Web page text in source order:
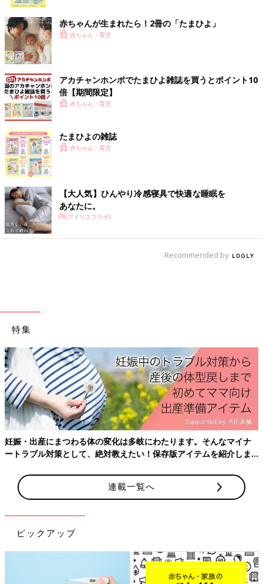
ールの確認をします。
タブレットなどの電子機器を使うためには必ず先にお昼寝をする
こと。そうすると、早く使いたい子どもたちは早めの段階で寝ま
す。運がよければそのままほとんどのフライト時間が睡眠時間
に！やったー！
まだ眠くない場合はほかに持ってきたもので遊んでもOK。ただ
し、必ず1種類ずつ限定にしています。狭い機内の中でどんどん
出しちゃうとなくしものも増えたり、まわりにも迷惑をかけてし
まうから。
そして最後はいちばん私が神経を使うルールです。
それが、絶対に前の席には触らないこと！
前の席を蹴（け）らないのは当たり前ですが、必要以上に座席ポ
子供が泣いてしまうのはコントロールできないけど、そのほかで
周りに迷惑をかけないようにと常に気を張っています。
飛行機さえ乗りきってしまえば、あとは楽しい夏休みの旅のはじ
まり！今年も思いっきり遊びまくります！
文・写真／山田ローラ 構成／たまひよONLINE編集部
していたら」子連れのお出かけで、緊張
の瞬間にあの人が…
子どもを連れての外出は何かと気を遣います
が、予想外のことが起こると公共の交通機関な
どでは特に困るものです。でも、そんな時に温
かな言葉をかけられると、うれしいものですよ
ね。そんな、うれしかったエピソードを「たま
ひよ」アプリユーザーに聞くとともに、子育て
アドバイザーの高祖常子さんに、気持ちよく親
子で交通機関を使うポイントや周囲への配慮な
どについて聞きました。
山田ローラ
PROFILE
タレント・コラムニスト。1988年9月23日生まれ。アメリカ・ア
イオワ州出身の日米ハーフ。アメリカで大学を卒業後、日本でモ
婚、2016年9月に男女の
双子を出産。2020年9月に二女、2022年
9月に第4子となる三女をハワイで出産し、1男3女の子育て中。
Instagram（＠laura_elina_ymd）
オフィシャルブログ
赤ちゃんが生まれたら！2冊の「たまひよ」
赤ちゃん・育児
アカチャンホンポでたまひよ雑誌を買うとポイント10
倍【期間限定】
赤ちゃん・育児
たまひよの雑誌
赤ちゃん・育児
【大人気】ひんやり冷感寝具で快適な睡眠を
あなたに。
PR(アイリスプラザ)
Recommended by
特集
妊娠・出産にまつわる体の変化は多岐にわたります。そんなマイナ
ートラブル対策として、絶対教えたい！保存版アイテムを紹介しま
連載一覧へ
ピックアップ